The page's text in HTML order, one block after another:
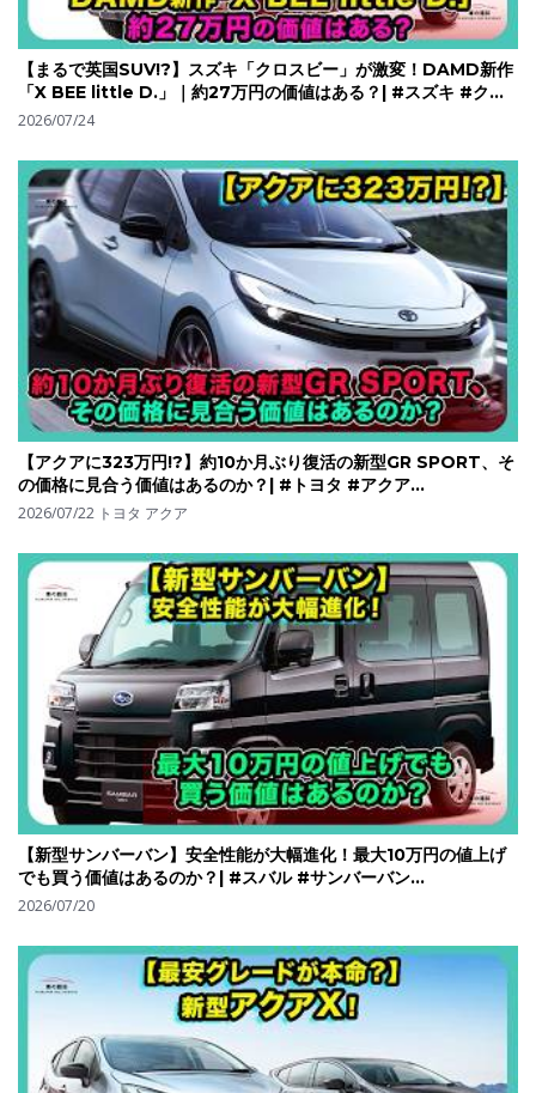
【まるで英国SUV!?】スズキ「クロスビー」が激変！DAMD新作
「X BEE little D.」｜約27万円の価値はある？| #スズキ #クロ
スビー #suzukiXBEE
2026/07/24
【アクアに323万円!?】約10か月ぶり復活の新型GR SPORT、そ
の価格に見合う価値はあるのか？| #トヨタ #アクア
#toyotaaqua
2026/07/22 トヨタ アクア
【新型サンバーバン】安全性能が大幅進化！最大10万円の値上げ
でも買う価値はあるのか？| #スバル #サンバーバン
#subarusambar
2026/07/20